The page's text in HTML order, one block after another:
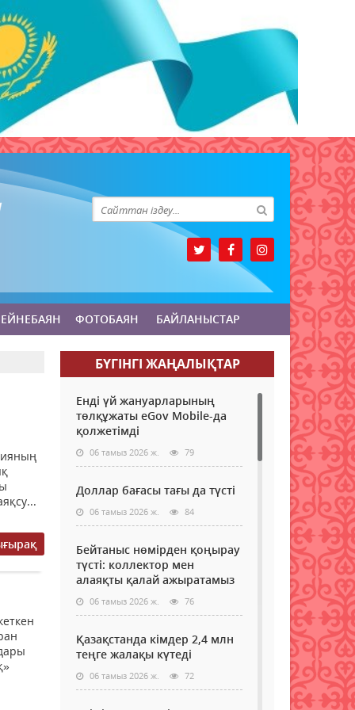
ФОТОБАЯН БАЙЛАНЫСТАР
БҮГІНГI ЖАҢАЛЫҚТАР
Енді үй жануарларының
төлқұжаты eGov Mobile-да
қолжетімді
06 тамыз 2026 ж. 79
Доллар бағасы тағы да түсті
06 тамыз 2026 ж. 84
Бейтаныс нөмірден қоңырау
түсті: коллектор мен
алаяқты қалай ажыратамыз
06 тамыз 2026 ж. 76
Қазақстанда кімдер 2,4 млн
теңге жалақы күтеді
06 тамыз 2026 ж. 72